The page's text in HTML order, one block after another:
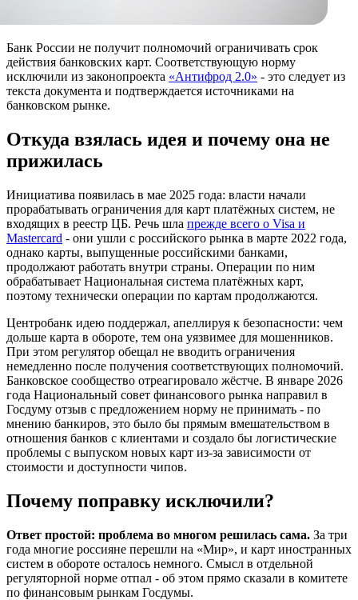
Банк России не получит полномочий ограничивать срок
действия банковских карт. Соответствующую норму
исключили из законопроекта «Антифрод 2.0» - это следует из
текста документа и подтверждается источниками на
банковском рынке.
Откуда взялась идея и почему она не
прижилась
Инициатива появилась в мае 2025 года: власти начали
прорабатывать ограничения для карт платёжных систем, не
входящих в реестр ЦБ. Речь шла прежде всего о Visa и
Mastercard - они ушли с российского рынка в марте 2022 года,
однако карты, выпущенные российскими банками,
продолжают работать внутри страны. Операции по ним
обрабатывает Национальная система платёжных карт,
поэтому технически операции по картам продолжаются.
Центробанк идею поддержал, апеллируя к безопасности: чем
дольше карта в обороте, тем она уязвимее для мошенников.
При этом регулятор обещал не вводить ограничения
немедленно после получения соответствующих полномочий.
Банковское сообщество отреагировало жёстче. В январе 2026
года Национальный совет финансового рынка направил в
Госдуму отзыв с предложением норму не принимать - по
мнению банкиров, это было бы прямым вмешательством в
отношения банков с клиентами и создало бы логистические
проблемы с выпуском новых карт из-за зависимости от
стоимости и доступности чипов.
Почему поправку исключили?
Ответ простой: проблема во многом решилась сама. За три
года многие россияне перешли на «Мир», и карт иностранных
систем в обороте осталось немного. Смысл в отдельной
регуляторной норме отпал - об этом прямо сказали в комитете
по финансовым рынкам Госдумы.